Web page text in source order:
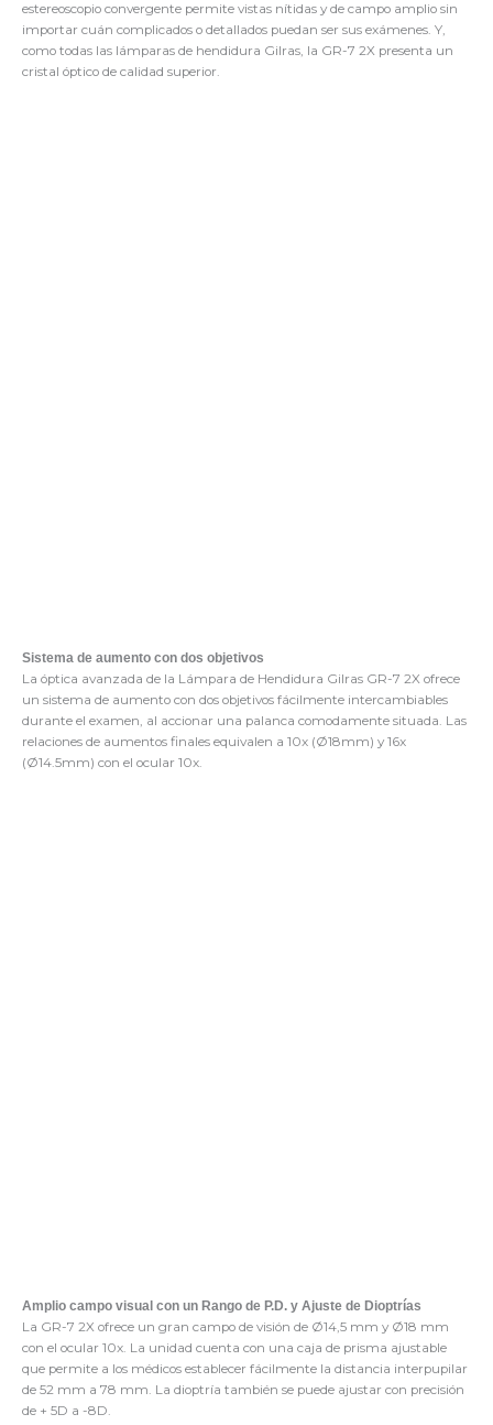
estereoscopio convergente permite vistas nítidas y de campo amplio sin
importar cuán complicados o detallados puedan ser sus exámenes. Y,
como todas las lámparas de hendidura Gilras, la GR-7 2X presenta un
cristal óptico de calidad superior.
Sistema de aumento con dos objetivos
La óptica avanzada de la Lámpara de Hendidura Gilras GR-7 2X ofrece
un sistema de aumento con dos objetivos fácilmente intercambiables
durante el examen, al accionar una palanca comodamente situada. Las
relaciones de aumentos finales equivalen a 10x (Ø18mm) y 16x
(Ø14.5mm) con el ocular 10x.
Amplio campo visual con un Rango de P.D. y Ajuste de Dioptrías
La GR-7 2X ofrece un gran campo de visión de Ø14,5 mm y Ø18 mm
con el ocular 10x. La unidad cuenta con una caja de prisma ajustable
que permite a los médicos establecer fácilmente la distancia interpupilar
de 52 mm a 78 mm. La dioptría también se puede ajustar con precisión
de + 5D a -8D.